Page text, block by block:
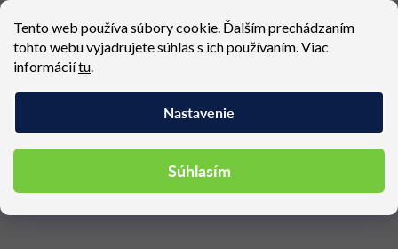
Tento web používa súbory cookie. Ďalším prechádzaním
tohto webu vyjadrujete súhlas s ich používaním. Viac
informáciítu.
Nastavenie
Súhlasím